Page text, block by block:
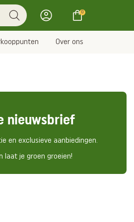
0
Over ons
nieuwsbrief
en exclusieve aanbiedingen.
laat je groen groeien!